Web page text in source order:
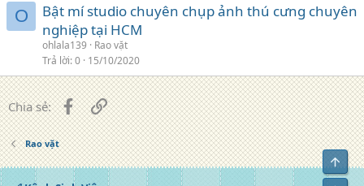
O
Bật mí studio chuyên chụp ảnh thú cưng chuyên
nghiệp tại HCM
ohlala139
Rao vặt
Trả lời 0 15/10/2020
Chia sẻ: FacebookLiên kết
Rao vặt
Top